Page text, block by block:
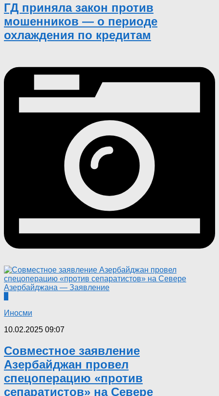
ГД приняла закон против
мошенников — о периоде
охлаждения по кредитам
Иносми
10.02.2025 09:07
Совместное заявление
Азербайджан провел
спецоперацию «против
сепаратистов» на Севере